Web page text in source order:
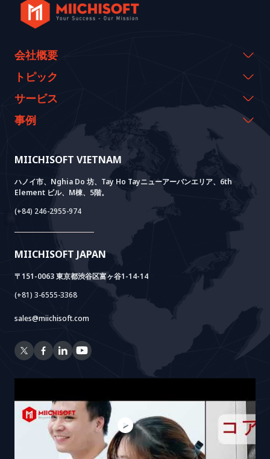
MIICHISOFT VIETNAM
ハノイ市、Nghia Do 坊、Tay Ho Tayニューアーバンエリア、6th
Element ビル、M棟、5階。
(+84) 246-2955-974
MIICHISOFT JAPAN
〒151-0063 東京都渋谷区富ヶ谷1-14-14
(+81) 3-6555-3368
sales@miichisoft.com
会社概要
会社概要
代表のメッセージ
沿革
価値観
トピック
イベント & ウェビナー
資料室
ニュース
FAQ
サービス
AI CO-CREATION
AI PoC開発
Core Lab
System Lab
Power Lab
Cloud Lab
AI+ SOLUTIONS
AI+ Products
Meet AI+
AI+ Package
RAG Package
VIETNAM BRIDGE
BOTモデル
法人設立支援
事例
実績
お客様の声